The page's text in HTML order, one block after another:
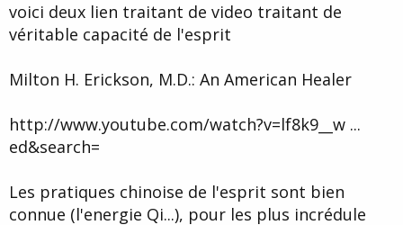
voici deux lien traitant de video traitant de
véritable capacité de l'esprit
Milton H. Erickson, M.D.: An American Healer
http://www.youtube.com/watch?v=lf8k9__w ...
ed&search=
Les pratiques chinoise de l'esprit sont bien
connue (l'energie Qi...), pour les plus incrédule